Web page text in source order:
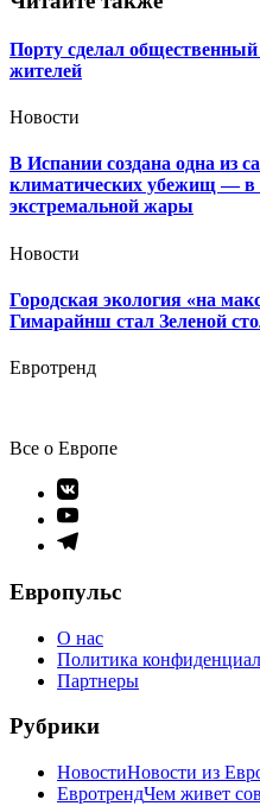
Порту сделал
жителей
Новости
В Испании создана одна из
климатических убежищ — в
экстремальной жары
Новости
Городская экология «на
Гимарайнш стал Зеленой
Евротренд
Все о Европе
Элемент
меню
Элемент
меню
Элемент
Европульс
О нас
Политика
Партнеры
Рубрики
НовостиНовости из
ЕвротрендЧем живет